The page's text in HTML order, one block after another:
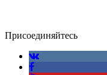
Присоединяйтесь